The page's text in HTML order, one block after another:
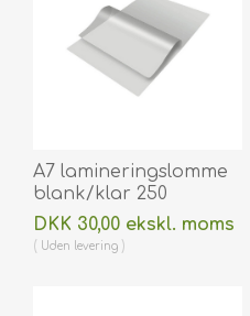
A7 lamineringslomme
blank/klar 250
micron/my 74 x 105
mm til varmlaminering
100 stk. 60270024
DKK 30,00 ekskl. moms
Uden levering